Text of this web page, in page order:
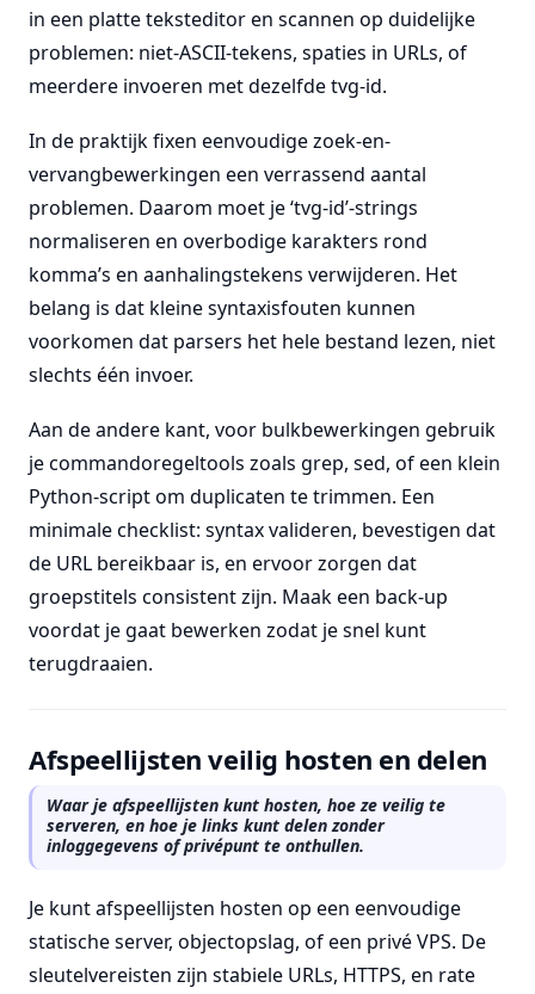
in een platte teksteditor en scannen op duidelijke
problemen: niet-ASCII-tekens, spaties in URLs, of
meerdere invoeren met dezelfde tvg-id.
In de praktijk fixen eenvoudige zoek-en-
vervangbewerkingen een verrassend aantal
problemen. Daarom moet je ‘tvg-id’-strings
normaliseren en overbodige karakters rond
komma’s en aanhalingstekens verwijderen. Het
belang is dat kleine syntaxisfouten kunnen
voorkomen dat parsers het hele bestand lezen, niet
slechts één invoer.
Aan de andere kant, voor bulkbewerkingen gebruik
je commandoregeltools zoals grep, sed, of een klein
Python-script om duplicaten te trimmen. Een
minimale checklist: syntax valideren, bevestigen dat
de URL bereikbaar is, en ervoor zorgen dat
groepstitels consistent zijn. Maak een back-up
voordat je gaat bewerken zodat je snel kunt
terugdraaien.
Afspeellijsten veilig hosten en delen
Waar je afspeellijsten kunt hosten, hoe ze veilig te
serveren, en hoe je links kunt delen zonder
inloggegevens of privépunt te onthullen.
Je kunt afspeellijsten hosten op een eenvoudige
statische server, objectopslag, of een privé VPS. De
sleutelvereisten zijn stabiele URLs, HTTPS, en rate